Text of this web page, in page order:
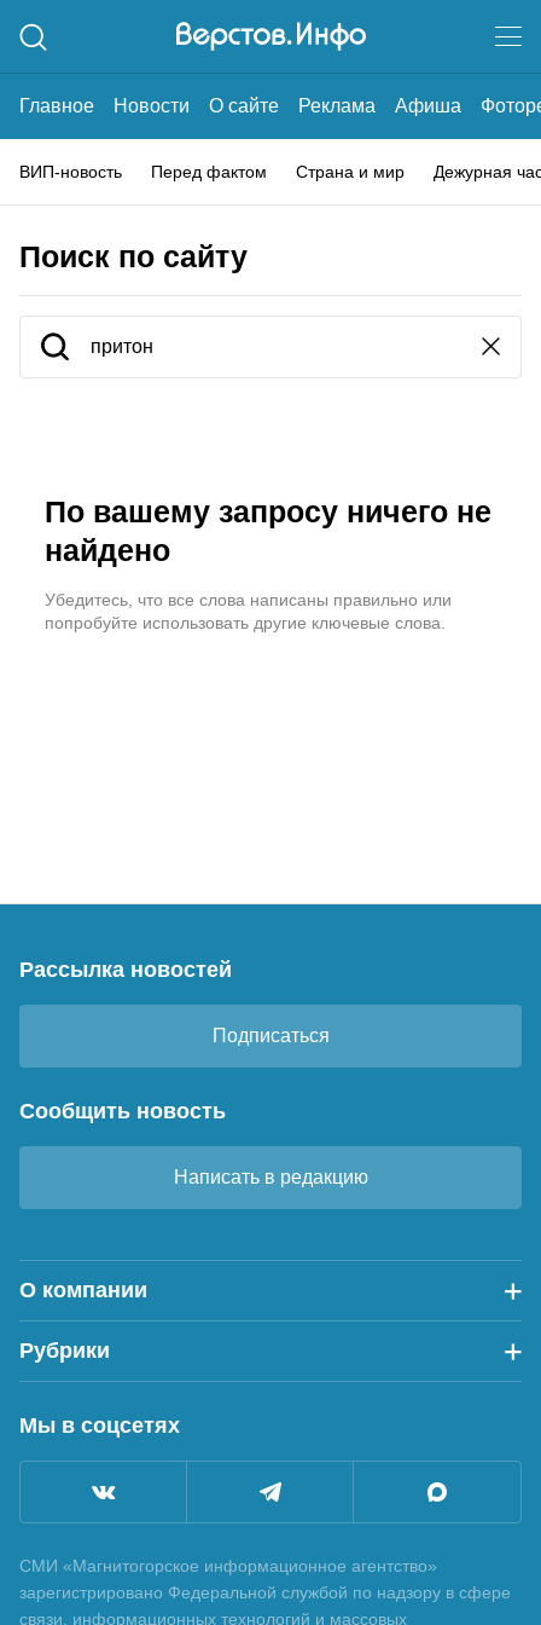
Главное Новости О сайте Реклама Афиша
ВИП-новость Перед фактом Страна и мир Дежурная
Поиск по сайту
По вашему запросу ничего не
найдено
Убедитесь, что все слова написаны правильно или
попробуйте использовать другие ключевые слова.
Рассылка новостей
Подписаться
Сообщить новость
Написать в редакцию
О компании
Рубрики
Мы в соцсетях
СМИ «Магнитогорское информационное агентство»
зарегистрировано Федеральной службой по надзору в сфере
связи, информационных технологий и массовых